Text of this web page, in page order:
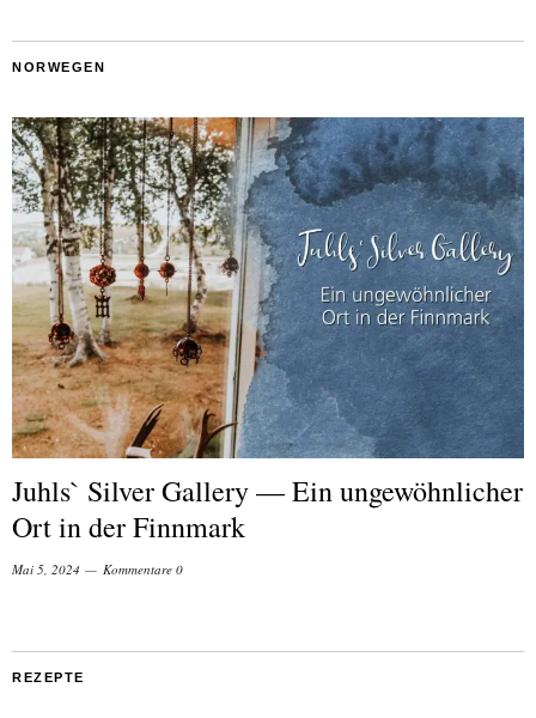
NORWEGEN
Juhls` Silver Gallery — Ein ungewöhnlicher
Ort in der Finnmark
Mai 5, 2024 Kommentare 0
REZEPTE